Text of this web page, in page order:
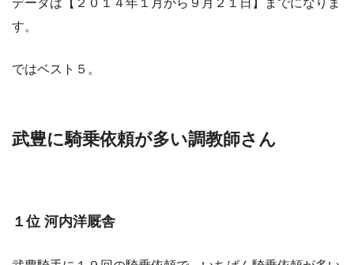
データは【２０１４年１月から９月２１日】までになりま
す。
ではベスト５。
武豊に騎乗依頼が多い調教師さん
１位 河内洋厩舎